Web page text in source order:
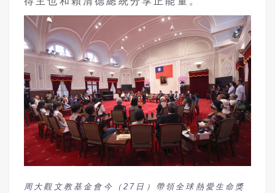
周大觀文教基金會今（27日）帶領全球熱愛生命獎